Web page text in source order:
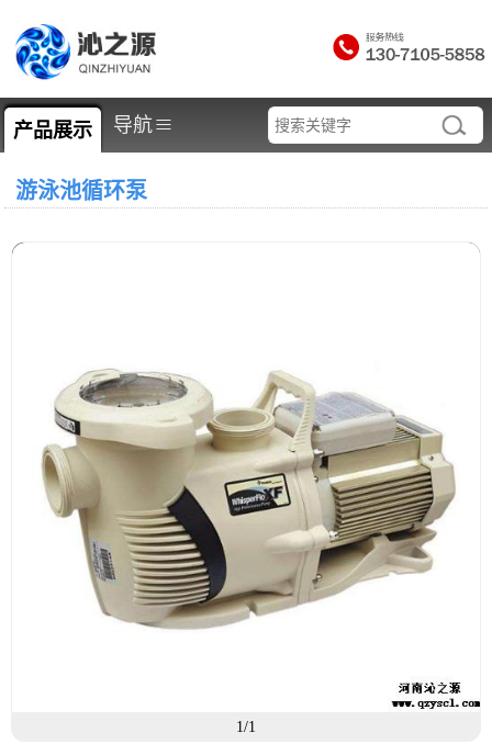
产品展示 导航≡
游泳池循环泵
1/1